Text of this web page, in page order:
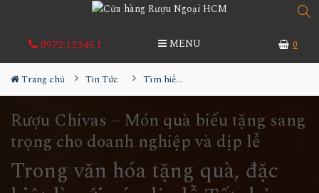
0972.12345.1 MENU 0
Trang chủ Tin Tức Tìm hiểu về rượu
Rượu Chivas – Món quà biếu tặng sang
trọng cho doanh nghiệp và dịp lễ
Trong văn hóa tặng quà, đặc